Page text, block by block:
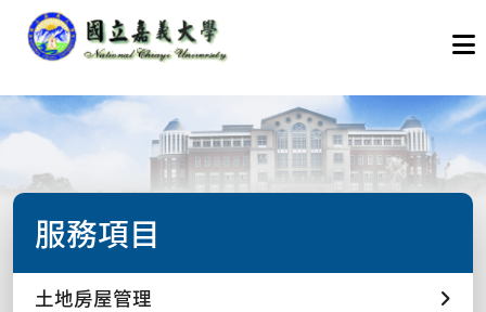
服務項目
土地房屋管理